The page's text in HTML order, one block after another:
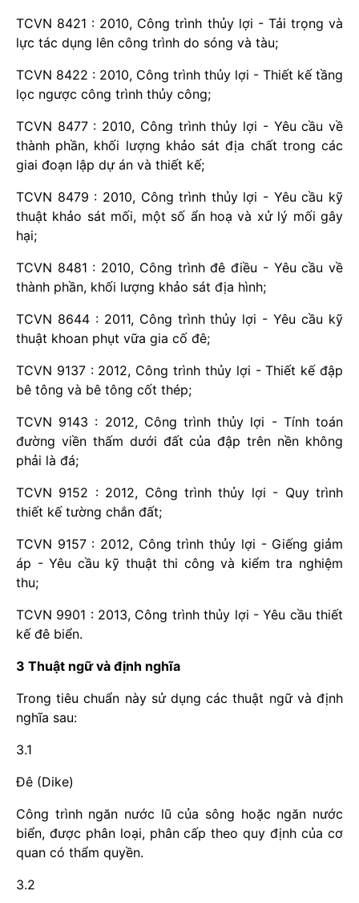
TCVN 8421 : 2010, Công trình thủy lợi - Tải trọng và
lực tác dụng lên công trình do sóng và tàu;
TCVN 8422 : 2010, Công trình thủy lợi - Thiết kế tầng
lọc ngược công trình thủy công;
TCVN 8477 : 2010, Công trình thủy lợi - Yêu cầu về
thành phần, khối lượng khảo sát địa chất trong các
giai đoạn lập dự án và thiết kế;
TCVN 8479 : 2010, Công trình thủy lợi - Yêu cầu kỹ
thuật khảo sát mối, một số ẩn hoạ và xử lý mối gây
hại;
TCVN 8481 : 2010, Công trình đê điều - Yêu cầu về
thành phần, khối lượng khảo sát địa hình;
TCVN 8644 : 2011, Công trình thủy lợi - Yêu cầu kỹ
thuật khoan phụt vữa gia cố đê;
TCVN 9137 : 2012, Công trình thủy lợi - Thiết kế đập
bê tông và bê tông cốt thép;
TCVN 9143 : 2012, Công trình thủy lợi - Tính toán
đường viền thấm dưới đất của đập trên nền không
phải là đá;
TCVN 9152 : 2012, Công trình thủy lợi - Quy trình
thiết kế tường chắn đất;
TCVN 9157 : 2012, Công trình thủy lợi - Giếng giảm
áp - Yêu cầu kỹ thuật thi công và kiểm tra nghiệm
thu;
TCVN 9901 : 2013, Công trình thủy lợi - Yêu cầu thiết
kế đê biển.
3 Thuật ngữ và định nghĩa
Trong tiêu chuẩn này sử dụng các thuật ngữ và định
nghĩa sau:
3.1
Đê (Dike)
Công trình ngăn nước lũ của sông hoặc ngăn nước
biển, được phân loại, phân cấp theo quy định của cơ
quan có thẩm quyền.
3.2